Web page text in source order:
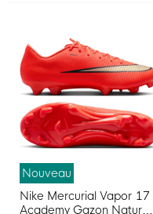
Nouveau
Nike Mercurial Vapor 17
Academy Gazon Naturel